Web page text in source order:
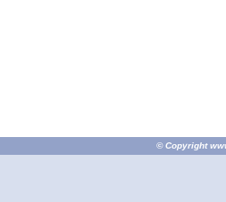
© Copyright